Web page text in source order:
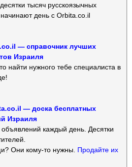
тысяч русскоязычных
начинают день с Orbita.co.il
— справочник лучших
Израиля
найти нужного тебе специалиста в
— доска бесплатных
Израиля
каждый день. Десятки
Они кому-то нужны. Продайте их